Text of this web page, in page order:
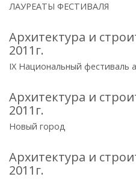
ЛАУРЕАТЫ ФЕСТИВАЛЯ
Архитектура и
2011г.
IX Национальный фестиваль
Архитектура и
2011г.
Новый город
Архитектура и
2011г.